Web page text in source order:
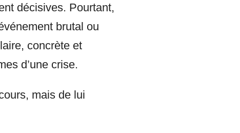
décisives. Pourtant,
brutal ou
concrète et
d’une crise.
mais de lui